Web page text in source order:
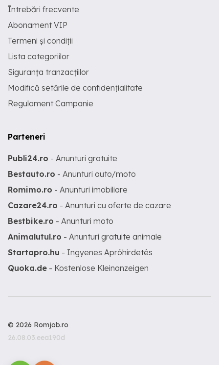
Întrebări frecvente
Abonament VIP
Termeni și condiții
Lista categoriilor
Siguranța tranzacțiilor
Modifică setările de confidențialitate
Regulament Campanie
Parteneri
Publi24.ro - Anunturi gratuite
Bestauto.ro - Anunturi auto/moto
Romimo.ro - Anunturi imobiliare
Cazare24.ro - Anunturi cu oferte de cazare
Bestbike.ro - Anunturi moto
Animalutul.ro - Anunturi gratuite animale
Startapro.hu - Ingyenes Apróhirdetés
Quoka.de - Kostenlose Kleinanzeigen
© 2026 Romjob.ro
26.08.03.eea190d